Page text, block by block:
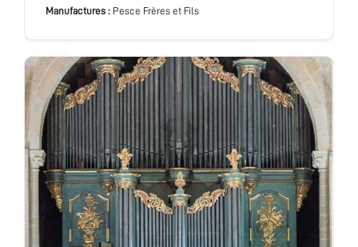
Manufactures : Pesce Frères et Fils